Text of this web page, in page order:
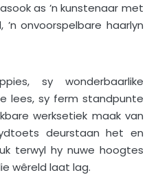
as ’n kunstenaar met
onvoorspelbare haarlyn
sy wonderbaarlike
lees, sy ferm standpunte
werksetiek maak van
deurstaan het en
terwyl hy nuwe hoogtes
wêreld laat lag.